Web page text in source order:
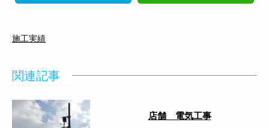
施工実績
関連記事
店舗 電気工事